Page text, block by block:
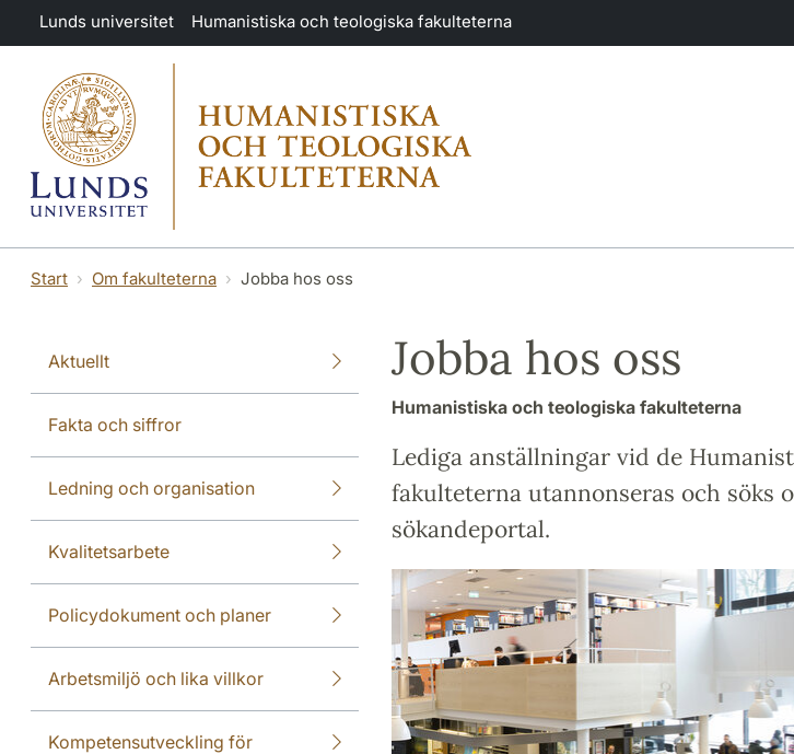
Hoppa till huvudinnehåll
Lunds universitet Humanistiska och teologiska fakulteterna
Start Om fakulteterna Jobba hos oss
Aktuellt
Fakta och siffror
Ledning och organisation
Kvalitetsarbete
Policydokument och planer
Arbetsmiljö och lika villkor
Kompetensutveckling för
Jobba hos oss
Humanistiska och teologiska fakulteterna
Lediga anställningar vid de
fakulteterna utannonseras och söks
sökandeportal.